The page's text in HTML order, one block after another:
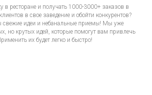
в ресторане и получать 1000-3000+ заказов в
в свое заведение и обойти конкурентов?
свежие идеи и небанальные приемы! Мы уже
но крутых идей, которые помогут вам привлечь
их будет легко и быстро!